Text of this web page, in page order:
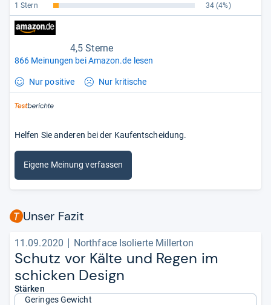
1 Stern
34 (4%)
4,5 Sterne
866 Meinungen bei Amazon.de lesen
Nur positive Nur kritische
Helfen Sie anderen bei der Kaufentscheidung.
Eigene Meinung verfassen
Unser Fazit
11.09.2020 Northface Isolierte Millerton
Schutz vor Kälte und Regen im
schi­cken Design
Stärken
Geringes Gewicht